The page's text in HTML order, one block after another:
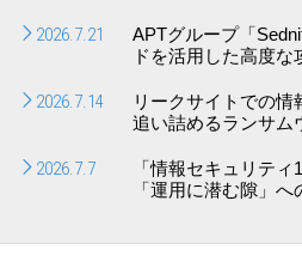
2026.7.21
APTグループ「
ドを活用した高度な
2026.7.14
リークサイトでの
追い詰めるランサム
2026.7.7
「情報セキュリテ
「運用に潜む隙」